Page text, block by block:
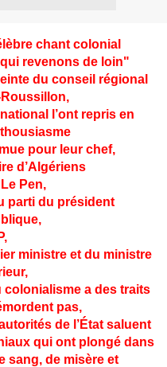
chant colonial
revenons de loin"
du conseil régional
l’ont repris en
pour leur chef,
d’Algériens
Pen,
parti du président
ministre et du ministre
a des traits
pas,
de l’État saluent
qui ont plongé dans
sang, de misère et